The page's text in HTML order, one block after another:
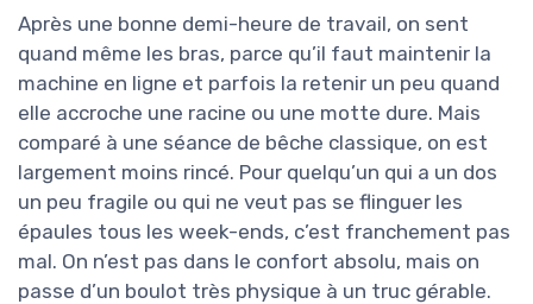
Après une bonne demi-heure de travail, on sent
quand même les bras, parce qu’il faut maintenir la
machine en ligne et parfois la retenir un peu quand
elle accroche une racine ou une motte dure. Mais
comparé à une séance de bêche classique, on est
largement moins rincé. Pour quelqu’un qui a un dos
un peu fragile ou qui ne veut pas se flinguer les
épaules tous les week-ends, c’est franchement pas
mal. On n’est pas dans le confort absolu, mais on
passe d’un boulot très physique à un truc gérable.